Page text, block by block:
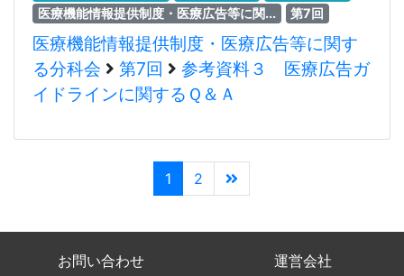
医療機能情報提供制度・医療広告等に関...
第7回
医療機能情報提供制度・医療広告等に関す
る分科会
第7回
参考資料３ 医療広告ガ
イドラインに関するＱ＆Ａ
1 2
お問い合わせ 運営会社